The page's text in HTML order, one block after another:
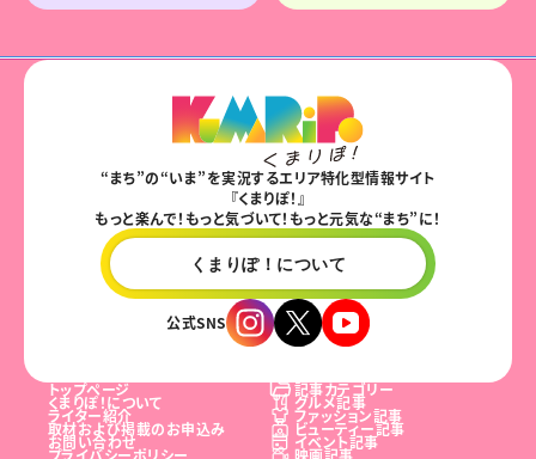
“まち”の“いま”を実況するエリア特化型情報サイト
『くまりぽ！』
もっと楽んで！もっと気づいて！もっと元気な“まち”に！
くまりぽ！について
公式SNS
トップページ 記事カテゴリー
くまりぽ！について グルメ記事
ライター紹介 ファッション記事
取材および掲載のお申込み ビューティー記事
お問い合わせ イベント記事
プライバシーポリシー 映画記事